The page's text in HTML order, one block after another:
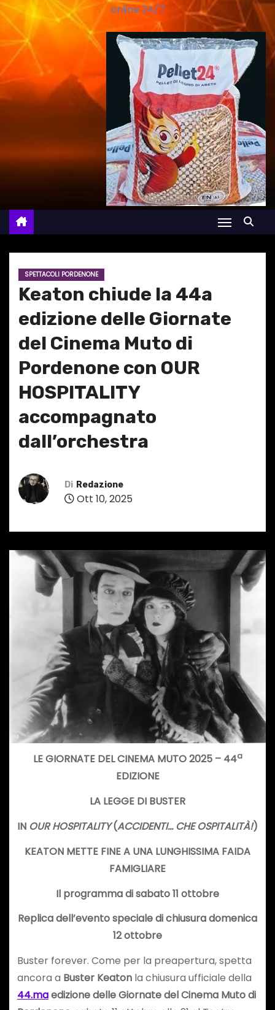
online 24/7
SPETTACOLI PORDENONE
Keaton chiude la 44a
edizione delle Giornate
del Cinema Muto di
Pordenone con OUR
HOSPITALITY
accompagnato
dall’orchestra
Di Redazione
Ott 10, 2025
LE GIORNATE DEL CINEMA MUTO 2025 – 44a
EDIZIONE
LA LEGGE DI BUSTER
IN OUR HOSPITALITY(ACCIDENTI… CHE OSPITALITÀ!)
KEATON METTE FINE A UNA LUNGHISSIMA FAIDA
FAMIGLIARE
Il programma di sabato 11 ottobre
Replica dell’evento speciale di chiusura domenica
12 ottobre
Buster forever. Come per la preapertura, spetta
ancora a Buster Keatonla chiusura ufficiale della
44.maedizione delle Giornate del Cinema Muto di